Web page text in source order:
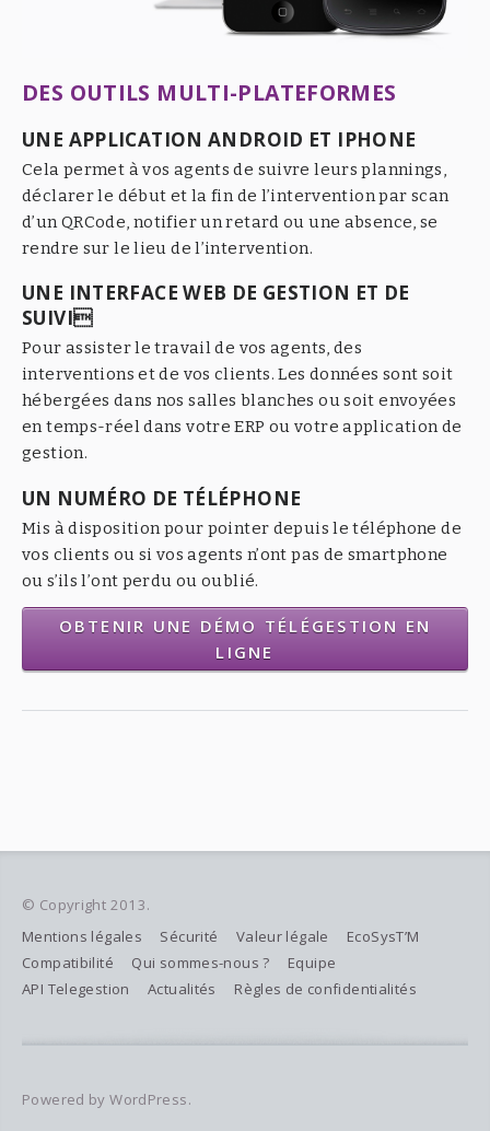
DES OUTILS MULTI-PLATEFORMES
UNE APPLICATION ANDROID ET IPHONE
Cela permet à vos agents de suivre leurs plannings,
déclarer le début et la fin de l’intervention par scan
d’un QRCode, notifier un retard ou une absence, se
rendre sur le lieu de l’intervention.
UNE INTERFACE WEB DE GESTION ET DE
SUIVI
Pour assister le travail de vos agents, des
interventions et de vos clients. Les données sont soit
hébergées dans nos salles blanches ou soit envoyées
en temps-réel dans votre ERP ou votre application de
gestion.
UN NUMÉRO DE TÉLÉPHONE
Mis à disposition pour pointer depuis le téléphone de
vos clients ou si vos agents n’ont pas de smartphone
ou s’ils l’ont perdu ou oublié.
OBTENIR UNE DÉMO TÉLÉGESTION EN
LIGNE
© Copyright 2013.
Mentions légales
Sécurité Valeur légale
EcoSysT’M
Compatibilité
Qui sommes-nous ?
Equipe
API Telegestion
Actualités Règles de confidentialités
Powered by WordPress.